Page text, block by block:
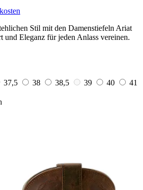
Stil mit den Damenstiefeln Ariat
und Eleganz für jeden Anlass vereinen.
37,5 38 38,5 39 40
41